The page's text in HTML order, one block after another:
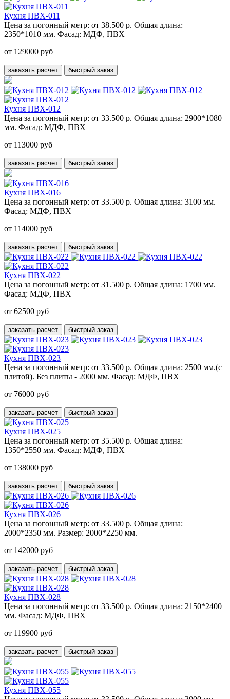
Кухня ПВХ-011
Цена за погонный метр: от 38.500 р. Общая длина:
2350*1010 мм. Фасад: МДФ, ПВХ
от 129000 руб
заказать расчет быстрый заказ
Кухня ПВХ-012
Цена за погонный метр: от 33.500 р. Общая длина: 2900*1080
мм. Фасад: МДФ, ПВХ
от 113000 руб
заказать расчет быстрый заказ
Кухня ПВХ-016
Цена за погонный метр: от 33.500 р. Общая длина: 3100 мм.
Фасад: МДФ, ПВХ
от 114000 руб
заказать расчет быстрый заказ
Кухня ПВХ-022
Цена за погонный метр: от 31.500 р. Общая длина: 1700 мм.
Фасад: МДФ, ПВХ
от 62500 руб
заказать расчет быстрый заказ
Кухня ПВХ-023
Цена за погонный метр: от 33.500 р. Общая длина: 2500 мм.(с
плитой). Без плиты - 2000 мм. Фасад: МДФ, ПВХ
от 76000 руб
заказать расчет быстрый заказ
Кухня ПВХ-025
Цена за погонный метр: от 35.500 р. Общая длина:
1350*2550 мм. Фасад: МДФ, ПВХ
от 138000 руб
заказать расчет быстрый заказ
Кухня ПВХ-026
Цена за погонный метр: от 33.500 р. Общая длина:
2000*2350 мм. Размер: 2000*2250 мм.
от 142000 руб
заказать расчет быстрый заказ
Кухня ПВХ-028
Цена за погонный метр: от 33.500 р. Общая длина: 2150*2400
мм. Фасад: МДФ, ПВХ
от 119900 руб
заказать расчет быстрый заказ
Кухня ПВХ-055